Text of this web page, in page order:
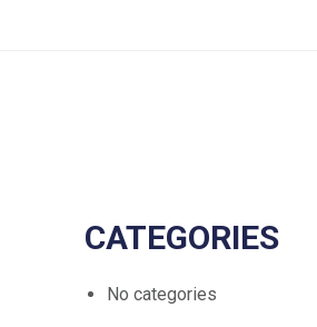
CATEGORIES
No categories